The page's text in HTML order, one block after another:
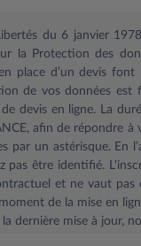
du 6 janvier
la Protection des
place d’un devis
de vos données
devis en ligne. La
afin de répondre
par un astérisque. En
pas être identifié.
et ne vaut
de la mise en
dernière mise à jour,